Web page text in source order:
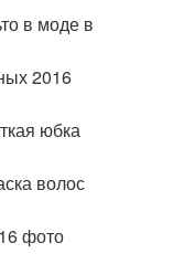
в моде в
2016
юбка
волос
фото